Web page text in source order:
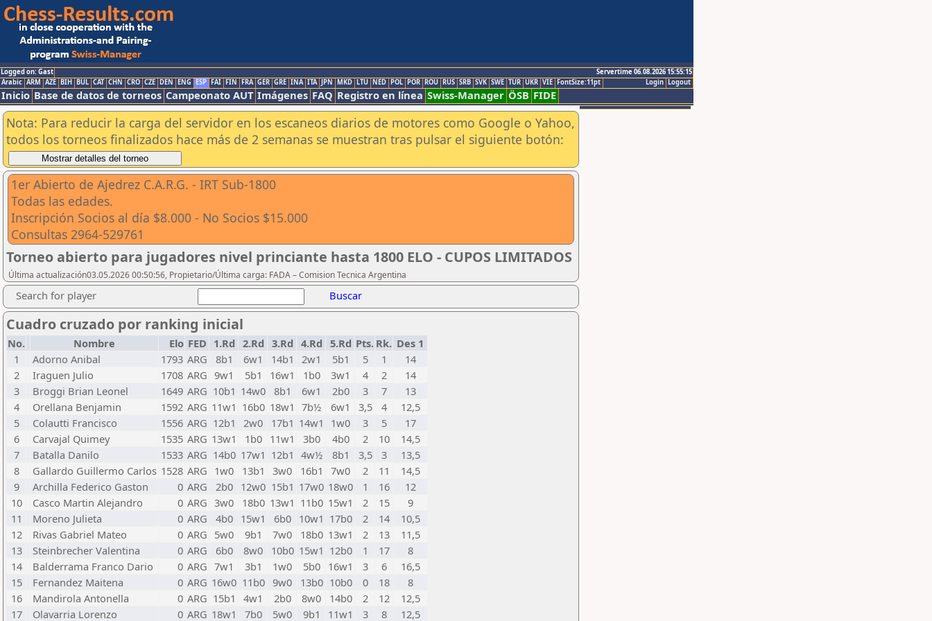
Logged on: Gast
Servertime 06.08.2026 15:55:15
Logout
Login
Arabic ARM AZE BIH BUL CAT CHN CRO CZE DEN ENG ESP FAI FIN FRA GER GRE INA ITA JPN MKD LTU NED POL POR ROU RUS SRB SVK SWE TUR UKR VIE FontSize:11pt
Inicio Base de datos de torneos Campeonato AUT Imágenes FAQ Registro en línea Swiss-Manager ÖSB FIDE
Nota: Para reducir la carga del servidor en los escaneos diarios de motores como Google o Yahoo,
todos los torneos finalizados hace más de 2 semanas se muestran tras pulsar el siguiente botón:
1er Abierto de Ajedrez C.A.R.G. - IRT Sub-1800
Todas las edades.
Inscripción Socios al día $8.000 - No Socios $15.000
Consultas 2964-529761
Torneo abierto para jugadores nivel princiante hasta 1800 ELO - CUPOS LIMITADOS
Última actualización03.05.2026 00:50:56, Propietario/Última carga: FADA – Comision Tecnica Argentina
Search for player Buscar
Cuadro cruzado por ranking inicial
No. Nombre Elo FED 1.Rd 2.Rd 3.Rd 4.Rd 5.Rd Pts. Rk. Des 1
1
Adorno Anibal 1793 ARG 8b1 6w1 14b1 2w1 5b1 5 1
14
2
Iraguen Julio 1708 ARG 9w1 5b1 16w1 1b0 3w1 4 2
14
3
Broggi Brian Leonel 1649 ARG 10b1 14w0 8b1 6w1 2b0 3 7
13
4
Orellana Benjamin 1592 ARG 11w1 16b0 18w1 7b½ 6w1 3,5 4
12,5
5
Colautti Francisco 1556 ARG 12b1 2w0 17b1 14w1 1w0 3 5
17
6
Carvajal Quimey 1535 ARG 13w1 1b0 11w1 3b0 4b0 2 10
14,5
7
Batalla Danilo 1533 ARG 14b0 17w1 12b1 4w½ 8b1 3,5 3
13,5
8
Gallardo Guillermo Carlos 1528 ARG 1w0 13b1 3w0 16b1 7w0 2 11
14,5
9
Archilla Federico Gaston 0 ARG 2b0 12w0 15b1 17w0 18w0 1 16
12
10
Casco Martin Alejandro 0 ARG 3w0 18b0 13w1 11b0 15w1 2 15
9
11
Moreno Julieta 0 ARG 4b0 15w1 6b0 10w1 17b0 2 14
10,5
12
Rivas Gabriel Mateo 0 ARG 5w0 9b1 7w0 18b0 13w1 2 13
11,5
13
Steinbrecher Valentina 0 ARG 6b0 8w0 10b0 15w1 12b0 1 17
8
14
Balderrama Franco Dario 0 ARG 7w1 3b1 1w0 5b0 16w1 3 6
16,5
15
Fernandez Maitena 0 ARG 16w0 11b0 9w0 13b0 10b0 0 18
8
16
Mandirola Antonella 0 ARG 15b1 4w1 2b0 8w0 14b0 2 12
12,5
17
Olavarria Lorenzo 0 ARG 18w1 7b0 5w0 9b1 11w1 3 8 12,5